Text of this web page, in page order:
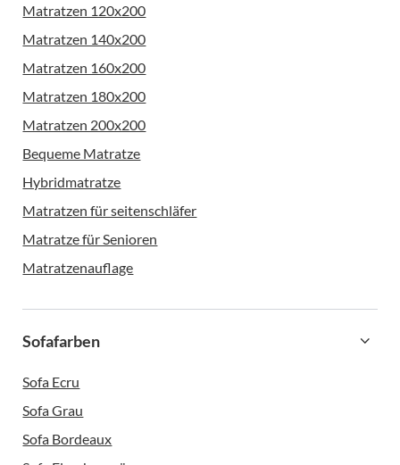
Matratzen 120x200
Matratzen 140x200
Matratzen 160x200
Matratzen 180x200
Matratzen 200x200
Bequeme Matratze
Hybridmatratze
Matratzen für seitenschläfer
Matratze für Senioren
Matratzenauflage
Sofafarben
Sofa Ecru
Sofa Grau
Sofa Bordeaux